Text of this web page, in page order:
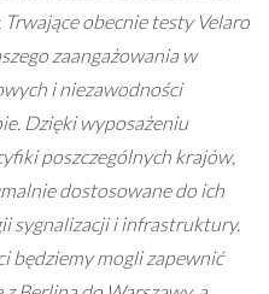
obecnie testy Velaro
zaangażowania w
i niezawodności
Dzięki wyposażeniu
poszczególnych krajów,
dostosowane do ich
sygnalizacji i infrastruktury.
będziemy mogli zapewnić